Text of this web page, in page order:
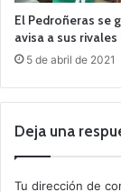
El Pedroñeras se
avisa a sus
5 de abril de 2021
Deja una
Tu dirección de